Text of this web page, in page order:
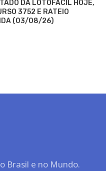
DA LOTOFÁCIL HOJE,
3752 E RATEIO
(03/08/26)
Brasil e no Mundo.